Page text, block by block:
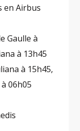
en Airbus
Gaulle à
à 13h45
à 15h45,
06h05